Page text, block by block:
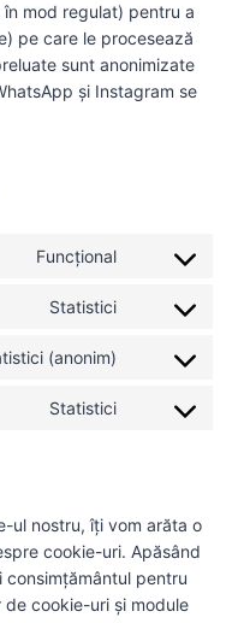
mod regulat) pentru a
pe care le procesează
sunt anonimizate
și Instagram se
Funcțional
e
r
v
i
Statistici
o
s
e
r
(anonim)
t
t
o
s
Statistici
e
n
t
t
ul nostru, îți vom arăta o
cookie-uri. Apăsând
pentru
cookie-uri și module